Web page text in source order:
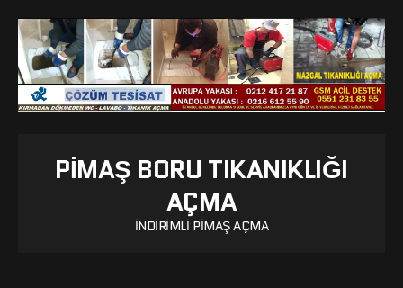
PIMAŞ BORU TIKANIKLIĞI
AÇMA
İNDIRIMLI PIMAŞ AÇMA